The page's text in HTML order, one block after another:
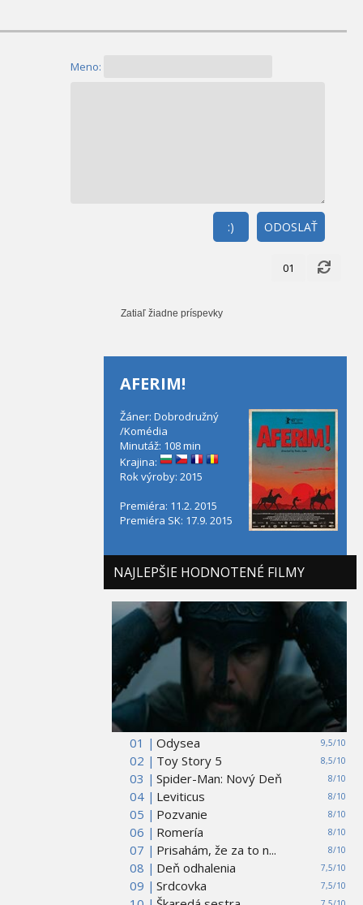
Meno:
ODOSLAŤ
:)
01
Zatiaľ žiadne príspevky
AFERIM!
Žáner: Dobrodružný
/Komédia
Minutáž: 108 min
Krajina:
Rok výroby: 2015
Premiéra: 11.2. 2015
Premiéra SK: 17.9. 2015
NAJLEPŠIE HODNOTENÉ FILMY
01 | 9,5/10
Odysea
02 |
8,5/10
Toy Story 5
03 |
8/10
Spider-Man: Nový Deň
04 |
8/10
Leviticus
05 |
8/10
Pozvanie
06 |
8/10
Romería
07 |
8/10
Prisahám, že za to n...
08 |
7,5/10
Deň odhalenia
09 |
7,5/10
Srdcovka